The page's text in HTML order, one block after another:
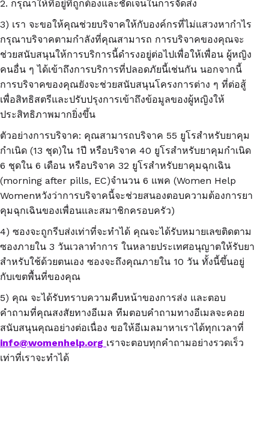
2. กรุณาให้ที่อยู่ที่ถูกต้องและชัดเจนในการจัดส่ง
3) เรา จะขอให้คุณช่วยบริจาคให้กับองค์กรที่ไม่แสวงหากำไร
กรุณาบริจาคตามกำลังที่คุณสามารถ การบริจาคของคุณจะ
ช่วยสนับสนุนให้การบริการนี้ดำรงอยู่ต่อไปเพื่อให้เพื่อน ผู้หญิง
คนอื่น ๆ ได้เข้าถึงการบริการที่ปลอดภัยนี้เช่นกัน นอกจากนี้
การบริจาคของคุณยังจะช่วยสนับสนุนโครงการต่าง ๆ ที่ต่อสู้
เพื่อสิทธิสตรีและปรับปรุงการเข้าถึงข้อมูลของผู้หญิงให้
ประสิทธิภาพมากยิ่งขึ้น
ตัวอย่างการบริจาค: คุณสามารถบริจาค 55 ยูโรสำหรับยาคุม
กำเนิด (13 ชุด)ใน 1ปี หรือบริจาค 40 ยูโรสำหรับยาคุมกำเนิด
6 ชุดใน 6 เดือน หรือบริจาค 32 ยูโรสำหรับยาคุมฉุกเฉิน
(morning after pills, EC)จำนวน 6 แพค (Women Help
Womenหวังว่าการบริจาคนี้จะช่วยสนองตอบความต้องการยา
คุมฉุกเฉินของเพื่อนและสมาชิกครอบครัว)
4) ซองจะถูกรีบส่งเท่าที่จะทำได้ คุณจะได้รับหมายเลขติดตาม
ซองภายใน 3 วันเวลาทำการ ในหลายประเทศอนุญาตให้รับยา
สำหรับใช้ด้วยตนเอง ซองจะถึงคุณภายใน 10 วัน ทั้งนี้ขึ้นอยู่
กับเขตพื้นที่ของคุณ
5) คุณ จะได้รับทราบความคืบหน้าของการส่ง และตอบ
คำถามที่คุณสงสัยทางอีเมล ทีมตอบคำถามทางอีเมลจะคอย
สนับสนุนคุณอย่างต่อเนื่อง ขอให้อีเมลมาหาเราได้ทุกเวลาที่
info@womenhelp.org เราจะตอบทุกคำถามอย่างรวดเร็ว
เท่าที่เราจะทำได้